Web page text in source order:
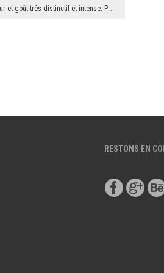
RESTONS EN